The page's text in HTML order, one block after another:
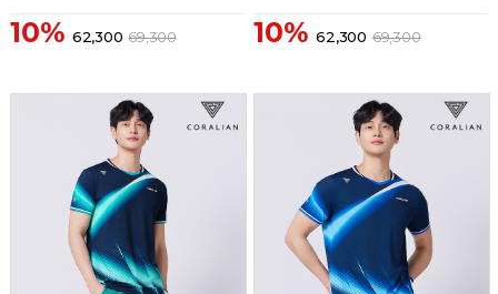
10% 62,300 69,300 10% 62,300 69,300